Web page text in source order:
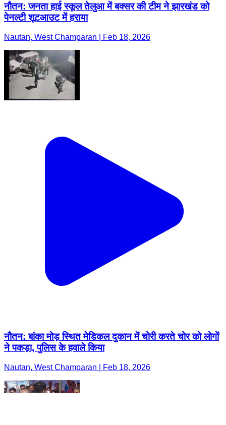
नौतन: जनता हाई स्कूल तेलुआ में बक्सर की टीम ने झारखंड को
पेनल्टी शूटआउट में हराया
Nautan, West Champaran | Feb 18, 2026
नौतन: बांका मोड़ स्थित मेडिकल दुकान में चोरी करते चोर को लोगों
ने पकड़ा, पुलिस के हवाले किया
Nautan, West Champaran | Feb 18, 2026